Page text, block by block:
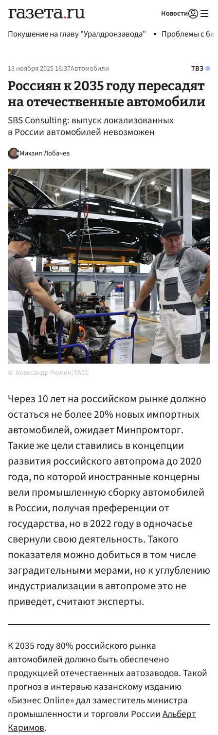
Новости
Покушение на главу "Уралдронзавода" Проблемы с
13 ноября 2025 16:37Автомобили ТВЗ
Россиян к 2035 году пересадят
на отечественные автомобили
SBS Consulting: выпуск локализованных
в России автомобилей невозможен
Михаил Лобачев
Александр Рюмин/ТАСС
Через 10 лет на российском рынке должно
остаться не более 20% новых импортных
автомобилей, ожидает Минпромторг.
Такие же цели ставились в концепции
развития российского автопрома до 2020
года, по которой иностранные концерны
вели промышленную сборку автомобилей
в России, получая преференции от
государства, но в 2022 году в одночасье
свернули свою деятельность. Такого
показателя можно добиться в том числе
заградительными мерами, но к углублению
индустриализации в автопроме это не
приведет, считают эксперты.
К 2035 году 80% российского рынка
автомобилей должно быть обеспечено
продукцией отечественных автозаводов. Такой
прогноз в интервью казанскому изданию
«Бизнес Online» дал заместитель министра
промышленности и торговли РоссииАльберт
Каримов.